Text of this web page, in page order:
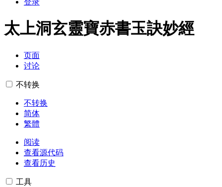
登录
太上洞玄靈寶赤書玉訣妙經
页面
讨论
不转换
不转换
简体
繁體
阅读
查看源代码
查看历史
工具